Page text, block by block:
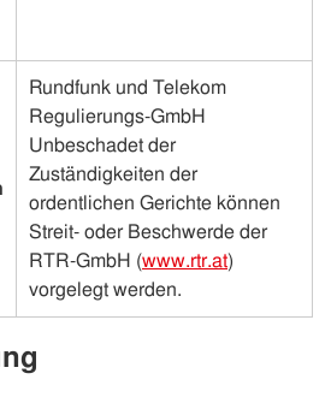
Rundfunk und Telekom
Regulierungs-GmbH
Unbeschadet der
Zuständigkeiten der
ordentlichen Gerichte können
Streit- oder Beschwerde der
RTR-GmbH (www.rtr.at)
vorgelegt werden.